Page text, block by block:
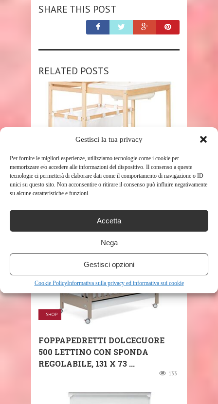
Gestisci la tua privacy
Per fornire le migliori esperienze, utilizziamo tecnologie come i cookie per
memorizzare e/o accedere alle informazioni del dispositivo. Il consenso a queste
tecnologie ci permetterà di elaborare dati come il comportamento di navigazione o ID
unici su questo sito. Non acconsentire o ritirare il consenso può influire negativamente
su alcune caratteristiche e funzioni.
Accetta
Nega
Gestisci opzioni
Cookie PolicyInformativa sulla privacy ed informativa sui cookie
SHARE THIS POST
RELATED POSTS
SHOP
ROBA FASCIATOIO PER BAMBINI E
SHOP
FOPPAPEDRETTI DOLCECUORE
500 LETTINO CON SPONDA
REGOLABILE, ‎131 X 73 ...
133